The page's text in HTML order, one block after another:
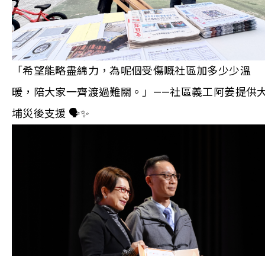
「希望能略盡綿力，為呢個受傷嘅社區加多少少溫
暖，陪大家一齊渡過難關。」——社區義工阿姜提供
埔災後支援 🗣✨